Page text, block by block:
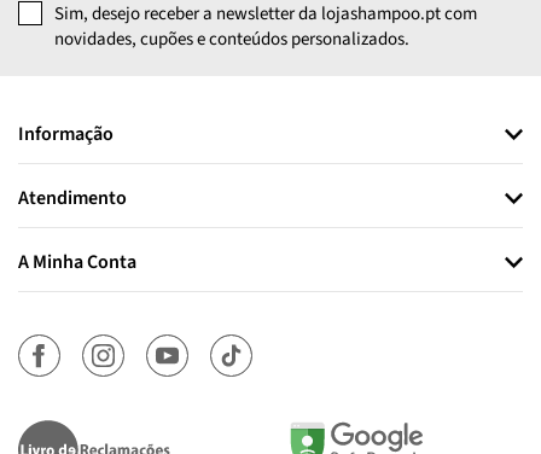
Sim, desejo receber a newsletter da lojashampoo.pt com
novidades, cupões e conteúdos personalizados.
Informação
Atendimento
A Minha Conta